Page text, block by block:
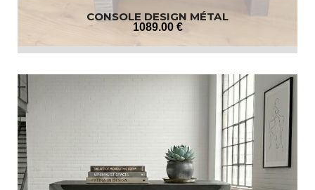
CONSOLE DESIGN MÉTAL
1089.00 €